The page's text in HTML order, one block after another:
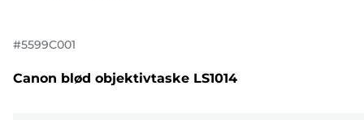
#5599C001
Canon blød objektivtaske LS1014